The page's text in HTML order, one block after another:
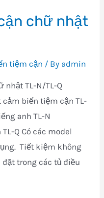
chữ nhật
tiệm cận / By admin
nhật TL-N/TL-Q
biến tiệm cận TL-
anh TL-N
Q Có các model
 Tiết kiệm không
trong các tủ điều